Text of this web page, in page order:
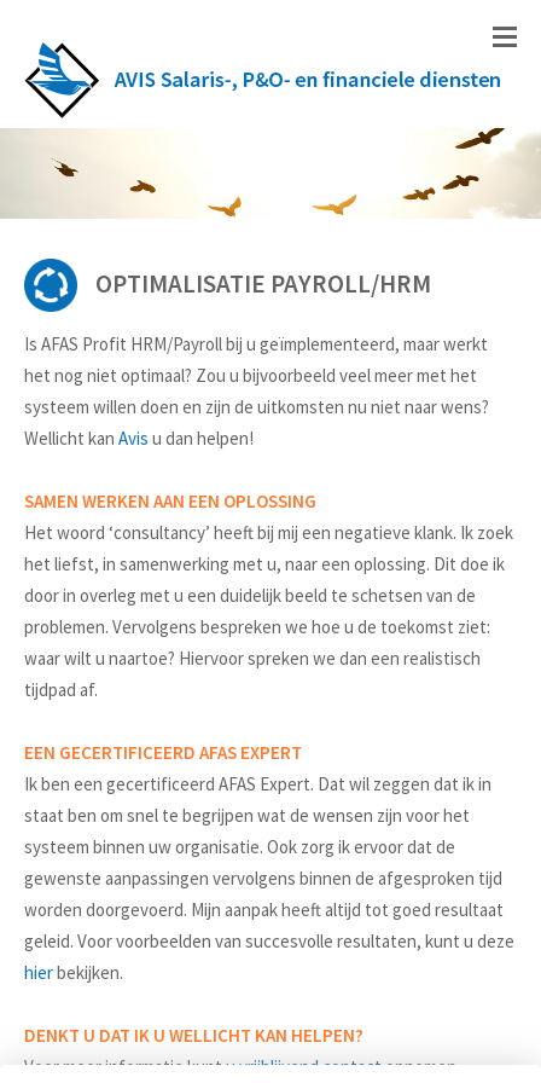
OPTIMALISATIE PAYROLL/HRM
Is AFAS Profit HRM/Payroll bij u geïmplementeerd, maar werkt
het nog niet optimaal? Zou u bijvoorbeeld veel meer met het
systeem willen doen en zijn de uitkomsten nu niet naar wens?
Wellicht kan Avis u dan helpen!
SAMEN WERKEN AAN EEN OPLOSSING
Het woord ‘consultancy’ heeft bij mij een negatieve klank. Ik zoek
het liefst, in samenwerking met u, naar een oplossing. Dit doe ik
door in overleg met u een duidelijk beeld te schetsen van de
problemen. Vervolgens bespreken we hoe u de toekomst ziet:
waar wilt u naartoe? Hiervoor spreken we dan een realistisch
tijdpad af.
EEN GECERTIFICEERD AFAS EXPERT
Ik ben een gecertificeerd AFAS Expert. Dat wil zeggen dat ik in
staat ben om snel te begrijpen wat de wensen zijn voor het
systeem binnen uw organisatie. Ook zorg ik ervoor dat de
gewenste aanpassingen vervolgens binnen de afgesproken tijd
worden doorgevoerd. Mijn aanpak heeft altijd tot goed resultaat
geleid. Voor voorbeelden van succesvolle resultaten, kunt u deze
hierbekijken.
DENKT U DAT IK U WELLICHT KAN HELPEN?
Voor meer informatie kunt uvrijblijvend contact opnemen,